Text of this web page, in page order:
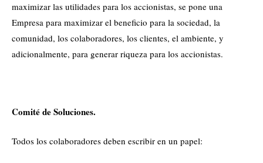
maximizar las utilidades para los accionistas, se pone una
Empresa para maximizar el beneficio para la sociedad, la
comunidad, los colaboradores, los clientes, el ambiente, y
adicionalmente, para generar riqueza para los accionistas.
Comité de Soluciones.
Todos los colaboradores deben escribir en un papel: